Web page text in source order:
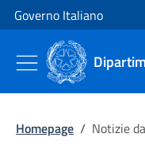
Vai al contenuto
Vai alla navigazione del sito
Governo Italiano
Homepage / Notizie